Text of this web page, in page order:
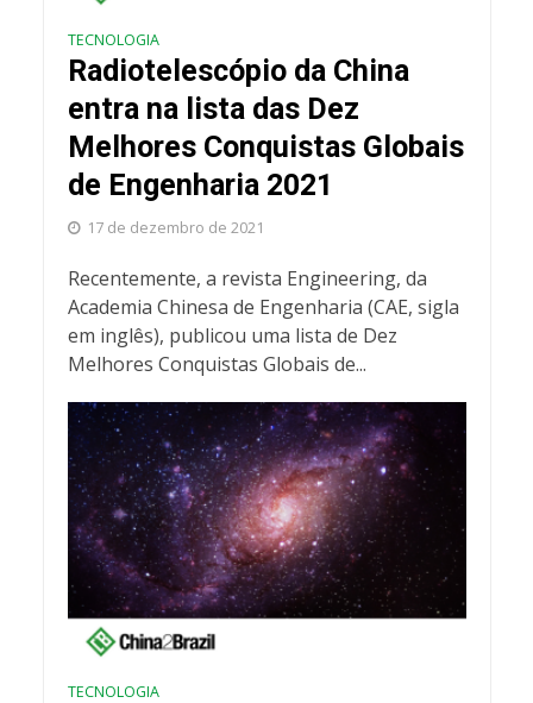
TECNOLOGIA
Radiotelescópio da China
entra na lista das Dez
Melhores Conquistas Globais
de Engenharia 2021
17 de dezembro de 2021
Recentemente, a revista Engineering, da
Academia Chinesa de Engenharia (CAE, sigla
em inglês), publicou uma lista de Dez
Melhores Conquistas Globais de...
TECNOLOGIA